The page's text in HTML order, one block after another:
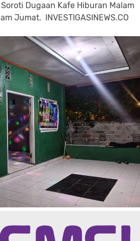
Dugaan Kafe Hiburan Malam
Jumat. INVESTIGASINEWS.CO